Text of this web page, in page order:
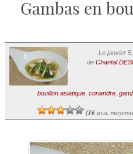
Gambas en
Le janvier
de Chantal
bouillon asiatique, coriandre,
(16avis,